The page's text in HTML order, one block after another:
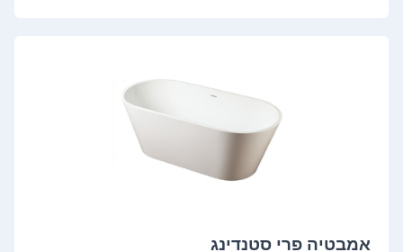
אמבטיה פרי סטנדינג